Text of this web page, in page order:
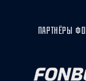
ПАРТНЁРЫ